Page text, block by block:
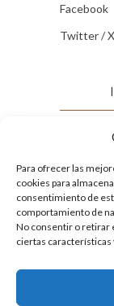
Para ofrecer las
cookies para
consentimiento de
comportamiento de
No consentir o retirar
ciertas características
Facebook
Twitter / X
Política
Política